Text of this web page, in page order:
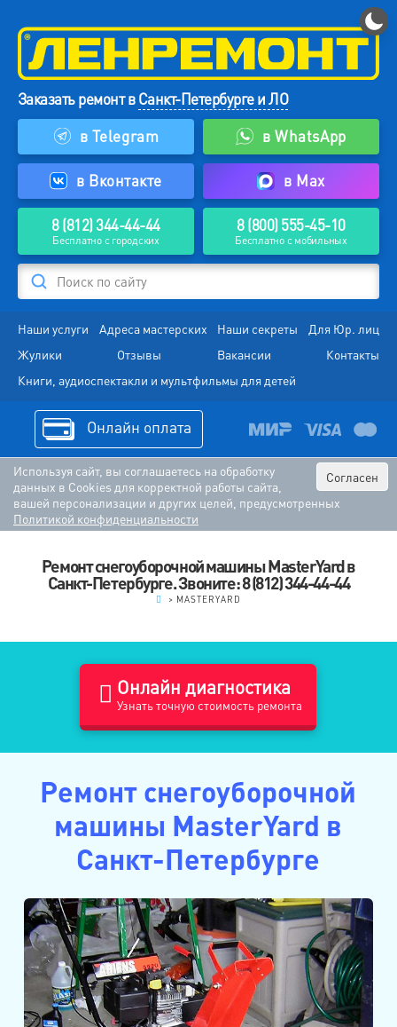
Заказать ремонт вСанкт-Петербурге и ЛО
в Telegram
в WhatsApp
в Вконтакте в Max
8 (812) 344-44-44
Бесплатно с городских
8 (800) 555-45-10
Бесплатно с мобильных
Поиск по сайту
Наши услуги Адреса мастерских Наши секреты
Для Юр. лиц
Жулики
Отзывы Вакансии
Контакты
Книги, аудиоспектакли и мультфильмы для детей
Онлайн оплата
Согласен
Используя сайт, вы соглашаетесь на обработку
данных в Cookies для корректной работы сайта,
вашей персонализации и других целей, предусмотренных
Политикой конфиденциальности
Ремонт снегоуборочной машины MasterYard в
Санкт-Петербурге. Звоните: 8 (812) 344-44-44
> MASTERYARD
Онлайн диагностика
Узнать точную стоимость ремонта
Ремонт снегоуборочной
машины MasterYard в
Санкт-Петербурге